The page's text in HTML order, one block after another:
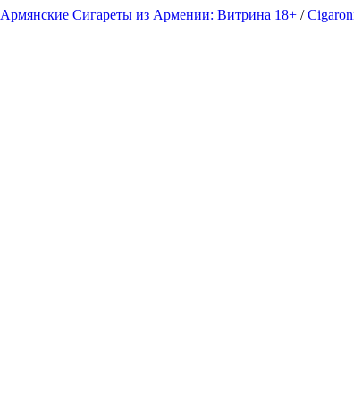
Армянские Сигареты из Армении: Витрина 18+ /